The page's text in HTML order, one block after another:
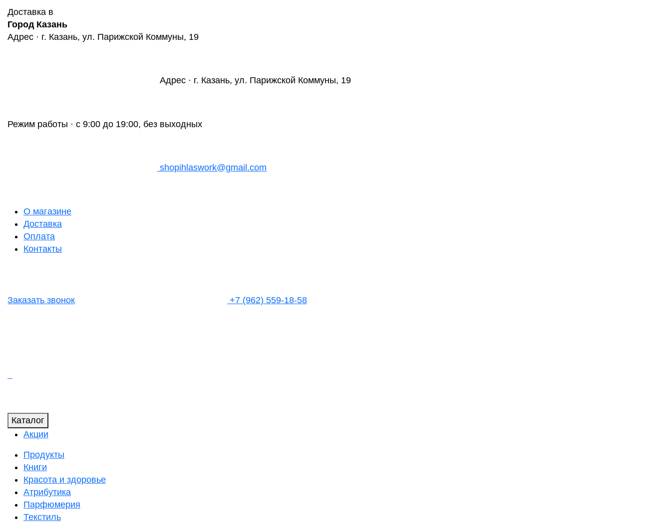
Доставка в
Город Казань
Адрес · г. Казань, ул. Парижской Коммуны, 19
Адрес · г. Казань, ул. Парижской Коммуны, 19
Режим работы · с 9:00 до 19:00, без выходных
shopihlaswork@gmail.com
О магазине
Доставка
Оплата
Контакты
Заказать звонок +7 (962) 559-18-58
Каталог
Акции
Продукты
Книги
Красота и здоровье
Атрибутика
Парфюмерия
Текстиль